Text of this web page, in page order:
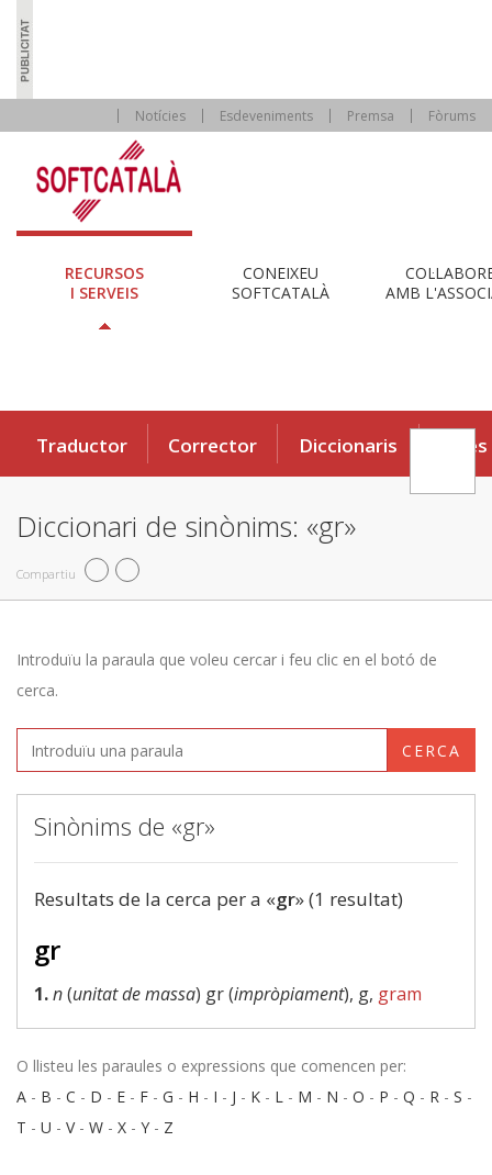
Notícies Esdeveniments Premsa Fòrums
RECURSOS
I SERVEIS
CONEIXEU
SOFTCATALÀ
AMB
Traductor Corrector Diccionaris Eines
Diccionari de sinònims: «gr»
Compartiu
Introduïu la paraula que voleu cercar i feu clic en el botó de
cerca.
CERCA
Sinònims de «gr»
Resultats de la cerca per a «gr» (1 resultat)
gr
1.n(unitat de massa) gr (impròpiament), g, gram
O llisteu les paraules o expressions que comencen per:
A - B - C - D - E - F - G - H - I - J - K - L - M - N - O - P - Q - R - S -
T - U - V- W - X - Y - Z